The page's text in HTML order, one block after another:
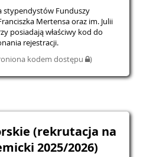
stypendystów Funduszy
Mertensa oraz im. Julii
posiadają właściwy kod do
rejestracji.
kodem dostępu
)
(rekrutacja na
2025/2026)